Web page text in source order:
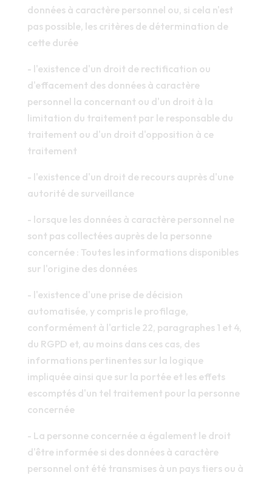
données à caractère personnel ou, si cela n'est
pas possible, les critères de détermination de
cette durée
- l'existence d'un droit de rectification ou
d'effacement des données à caractère
personnel la concernant ou d'un droit à la
limitation du traitement par le responsable du
traitement ou d'un droit d'opposition à ce
traitement
- l'existence d'un droit de recours auprès d'une
autorité de surveillance
- lorsque les données à caractère personnel ne
sont pas collectées auprès de la personne
concernée : Toutes les informations disponibles
sur l'origine des données
- l'existence d'une prise de décision
automatisée, y compris le profilage,
conformément à l'article 22, paragraphes 1 et 4,
du RGPD et, au moins dans ces cas, des
informations pertinentes sur la logique
impliquée ainsi que sur la portée et les effets
escomptés d'un tel traitement pour la personne
concernée
- La personne concernée a également le droit
d'être informée si des données à caractère
personnel ont été transmises à un pays tiers ou à